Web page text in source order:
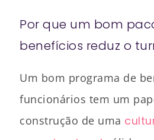
Por que um bom
benefícios reduz o
Um bom programa de
funcionários tem um
construção de uma